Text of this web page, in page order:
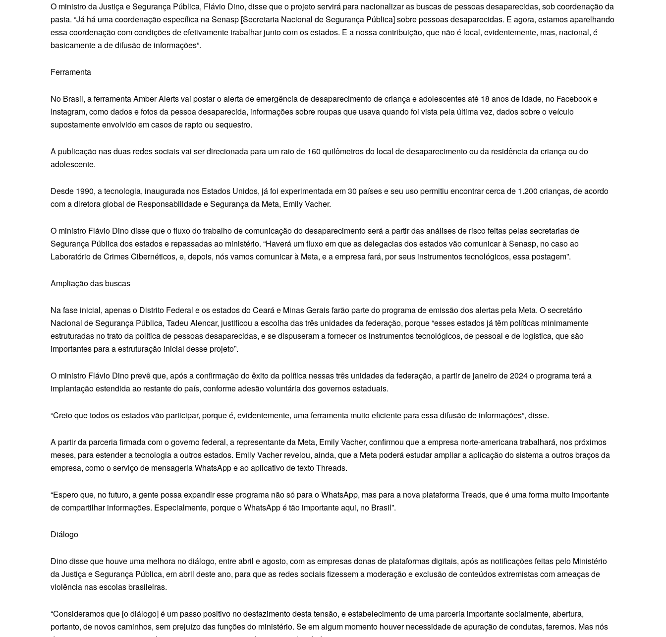
O ministro da Justiça e Segurança Pública, Flávio Dino, disse que o projeto servirá para nacionalizar as buscas de pessoas desaparecidas, sob coordenação da
pasta. “Já há uma coordenação específica na Senasp [Secretaria Nacional de Segurança Pública] sobre pessoas desaparecidas. E agora, estamos aparelhando
essa coordenação com condições de efetivamente trabalhar junto com os estados. E a nossa contribuição, que não é local, evidentemente, mas, nacional, é
basicamente a de difusão de informações”.
Ferramenta
No Brasil, a ferramenta Amber Alerts vai postar o alerta de emergência de desaparecimento de criança e adolescentes até 18 anos de idade, no Facebook e
Instagram, como dados e fotos da pessoa desaparecida, informações sobre roupas que usava quando foi vista pela última vez, dados sobre o veículo
supostamente envolvido em casos de rapto ou sequestro.
A publicação nas duas redes sociais vai ser direcionada para um raio de 160 quilômetros do local de desaparecimento ou da residência da criança ou do
adolescente.
Desde 1990, a tecnologia, inaugurada nos Estados Unidos, já foi experimentada em 30 países e seu uso permitiu encontrar cerca de 1.200 crianças, de acordo
com a diretora global de Responsabilidade e Segurança da Meta, Emily Vacher.
O ministro Flávio Dino disse que o fluxo do trabalho de comunicação do desaparecimento será a partir das análises de risco feitas pelas secretarias de
Segurança Pública dos estados e repassadas ao ministério. “Haverá um fluxo em que as delegacias dos estados vão comunicar à Senasp, no caso ao
Laboratório de Crimes Cibernéticos, e, depois, nós vamos comunicar à Meta, e a empresa fará, por seus instrumentos tecnológicos, essa postagem”.
Ampliação das buscas
Na fase inicial, apenas o Distrito Federal e os estados do Ceará e Minas Gerais farão parte do programa de emissão dos alertas pela Meta. O secretário
Nacional de Segurança Pública, Tadeu Alencar, justificou a escolha das três unidades da federação, porque “esses estados já têm políticas minimamente
estruturadas no trato da política de pessoas desaparecidas, e se dispuseram a fornecer os instrumentos tecnológicos, de pessoal e de logística, que são
importantes para a estruturação inicial desse projeto”.
O ministro Flávio Dino prevê que, após a confirmação do êxito da política nessas três unidades da federação, a partir de janeiro de 2024 o programa terá a
implantação estendida ao restante do país, conforme adesão voluntária dos governos estaduais.
“Creio que todos os estados vão participar, porque é, evidentemente, uma ferramenta muito eficiente para essa difusão de informações”, disse.
A partir da parceria firmada com o governo federal, a representante da Meta, Emily Vacher, confirmou que a empresa norte-americana trabalhará, nos próximos
meses, para estender a tecnologia a outros estados. Emily Vacher revelou, ainda, que a Meta poderá estudar ampliar a aplicação do sistema a outros braços da
empresa, como o serviço de mensageria WhatsApp e ao aplicativo de texto Threads.
“Espero que, no futuro, a gente possa expandir esse programa não só para o WhatsApp, mas para a nova plataforma Treads, que é uma forma muito importante
de compartilhar informações. Especialmente, porque o WhatsApp é tão importante aqui, no Brasil”.
Diálogo
Dino disse que houve uma melhora no diálogo, entre abril e agosto, com as empresas donas de plataformas digitais, após as notificações feitas pelo Ministério
da Justiça e Segurança Pública, em abril deste ano, para que as redes sociais fizessem a moderação e exclusão de conteúdos extremistas com ameaças de
violência nas escolas brasileiras.
“Consideramos que [o diálogo] é um passo positivo no desfazimento desta tensão, e estabelecimento de uma parceria importante socialmente, abertura,
portanto, de novos caminhos, sem prejuízo das funções do ministério. Se em algum momento houver necessidade de apuração de condutas, faremos. Mas nós